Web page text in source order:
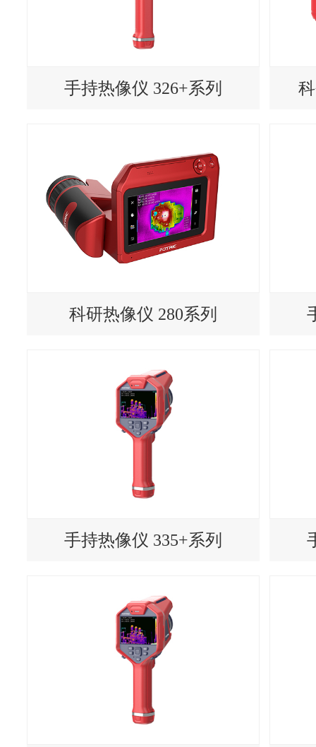
手持热像仪 326+系列
科研热像仪 280系列
手持热像仪 335+系列